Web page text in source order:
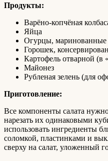
Продукты:
Варёно-копчёная
Яйца
Огурцы, маринованные
Горошек,
Картофель отварной (в
Майонез
Рубленая зелень (для
Приготовление:
Все компоненты салата
нарезать их одинаковыми
использовать ингредиенты
соломкой, пластинками и
сверху на салат, уложенный